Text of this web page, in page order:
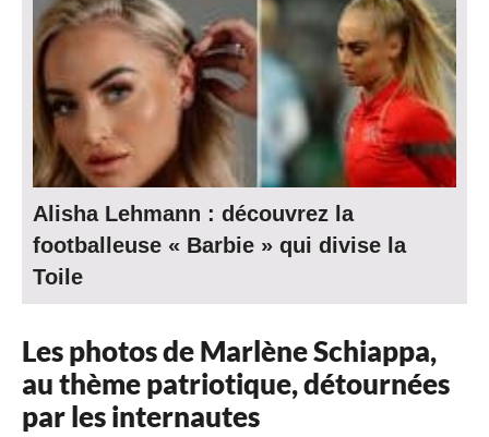
Alisha Lehmann : découvrez la
footballeuse « Barbie » qui divise la
Toile
Les photos de Marlène Schiappa,
au thème patriotique, détournées
par les internautes